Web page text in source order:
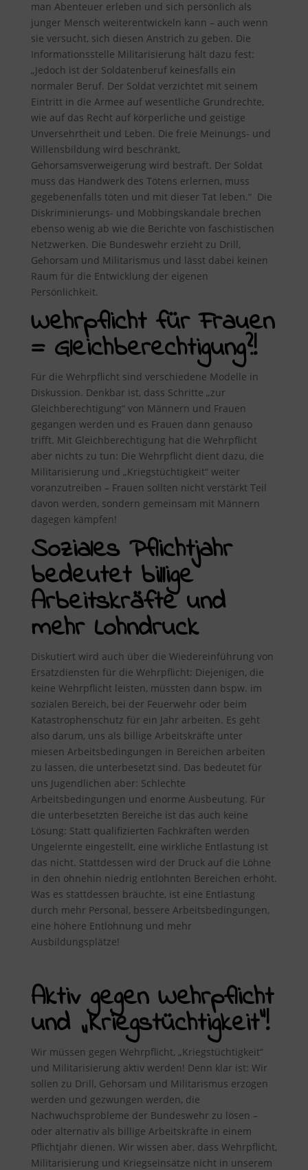
man Abenteuer erleben und sich persönlich als
junger Mensch weiterentwickeln kann – auch wenn
sie versucht, sich diesen Anstrich zu geben. Die
Informationsstelle Militarisierung hält dazu fest:
„Jedoch ist der Soldatenberuf keinesfalls ein
normaler Beruf. Der Soldat verzichtet mit seinem
Eintritt in die Armee auf wesentliche Grundrechte,
wie auf das Recht auf körperliche und geistige
Unversehrtheit und Leben. Die freie Meinungs- und
Willensbildung wird beschränkt,
Gehorsamsverweigerung wird bestraft. Der Soldat
muss das Handwerk des Tötens erlernen, muss
gegebenenfalls töten und mit dieser Tat leben.“ Die
Diskriminierungs- und Mobbingskandale brechen
ebenso wenig ab wie die Berichte von faschistischen
Netzwerken. Die Bundeswehr erzieht zu Drill,
Gehorsam und Militarismus und lässt dabei keinen
Raum für die Entwicklung der eigenen
Persönlichkeit.
Wehrpflicht für Frauen
= Gleichberechtigung?!
Für die Wehrpflicht sind verschiedene Modelle in
Diskussion. Denkbar ist, dass Schritte „zur
Gleichberechtigung“ von Männern und Frauen
gegangen werden und es Frauen dann genauso
trifft. Mit Gleichberechtigung hat die Wehrpflicht
aber nichts zu tun: Die Wehrpflicht dient dazu, die
Militarisierung und „Kriegstüchtigkeit“ weiter
voranzutreiben – Frauen sollten nicht verstärkt Teil
davon werden, sondern gemeinsam mit Männern
dagegen kämpfen!
Soziales Pflichtjahr
bedeutet billige
Arbeitskräfte und
mehr Lohndruck
Diskutiert wird auch über die Wiedereinführung von
Ersatzdiensten für die Wehrpflicht: Diejenigen, die
keine Wehrpflicht leisten, müssten dann bspw. im
sozialen Bereich, bei der Feuerwehr oder beim
Katastrophenschutz für ein Jahr arbeiten. Es geht
also darum, uns als billige Arbeitskräfte unter
miesen Arbeitsbedingungen in Bereichen arbeiten
zu lassen, die unterbesetzt sind. Das bedeutet für
uns Jugendlichen aber: Schlechte
Arbeitsbedingungen und enorme Ausbeutung. Für
die unterbesetzten Bereiche ist das auch keine
Lösung: Statt qualifizierten Fachkräften werden
Ungelernte eingestellt, eine wirkliche Entlastung ist
das nicht. Stattdessen wird der Druck auf die Löhne
in den ohnehin niedrig entlohnten Bereichen erhöht.
Was es stattdessen bräuchte, ist eine Entlastung
durch mehr Personal, bessere Arbeitsbedingungen,
eine höhere Entlohnung und mehr
Ausbildungsplätze!
Aktiv gegen Wehrpflicht
und „Kriegstüchtigkeit“!
Wir müssen gegen Wehrpflicht, „Kriegstüchtigkeit“
und Militarisierung aktiv werden! Denn klar ist: Wir
sollen zu Drill, Gehorsam und Militarismus erzogen
werden und gezwungen werden, die
Nachwuchsprobleme der Bundeswehr zu lösen –
oder alternativ als billige Arbeitskräfte in einem
Pflichtjahr dienen. Wir wissen aber, dass Wehrpflicht,
Militarisierung und Kriegseinsätze nicht in unserem